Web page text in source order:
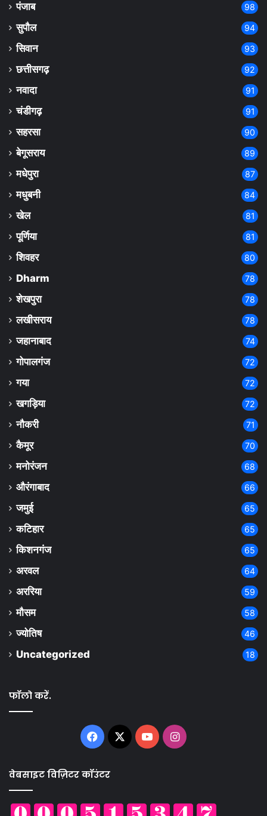
पंजाब 98
सुपौल 94
सिवान 93
छत्तीसगढ़ 92
नवादा 91
चंडीगढ़ 91
सहरसा 90
बेगूसराय 89
मधेपुरा 87
मधुबनी 84
खेल 81
पूर्णिया 81
शिवहर 80
Dharm 78
शेखपुरा 78
लखीसराय 78
जहानाबाद 74
गोपालगंज 72
गया 72
खगड़िया 72
नौकरी 71
कैमूर 70
मनोरंजन 68
औरंगाबाद 66
जमुई 65
कटिहार 65
किशनगंज 65
अरवल 64
अररिया 59
मौसम 58
ज्योतिष 46
Uncategorized 18
फॉलो करें.
Facebook
X YouTubeInstagram
वेबसाइट विज़िटर कॉउंटर